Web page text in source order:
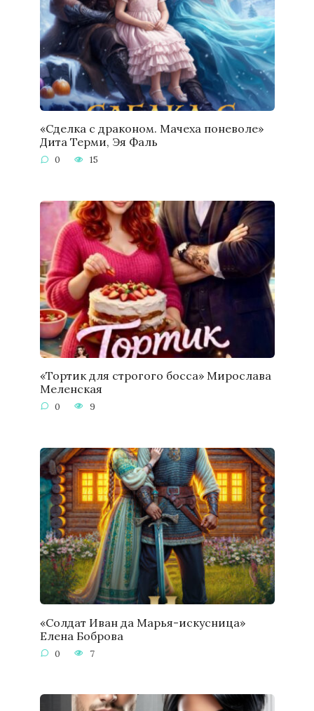
«Сделка с драконом. Мачеха поневоле»
Дита Терми, Эя Фаль
0 15
«Тортик для строгого босса» Мирослава
Меленская
0 9
«Солдат Иван да Марья-искусница»
Елена Боброва
0 7